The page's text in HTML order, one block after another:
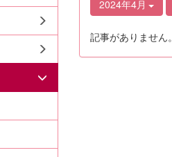
2024年4月
記事がありません。